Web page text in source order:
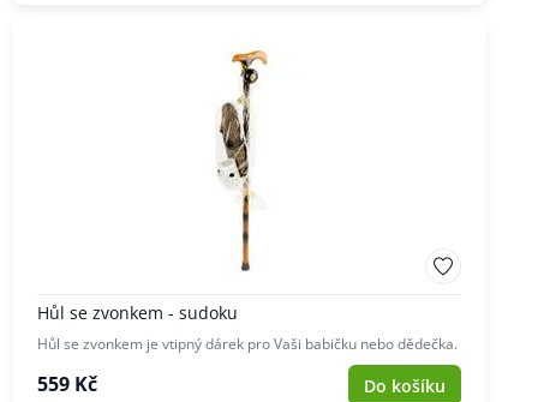
Hůl se zvonkem - sudoku
Hůl se zvonkem je vtipný dárek pro Vaši babičku nebo dědečka.
559 Kč Do košíku